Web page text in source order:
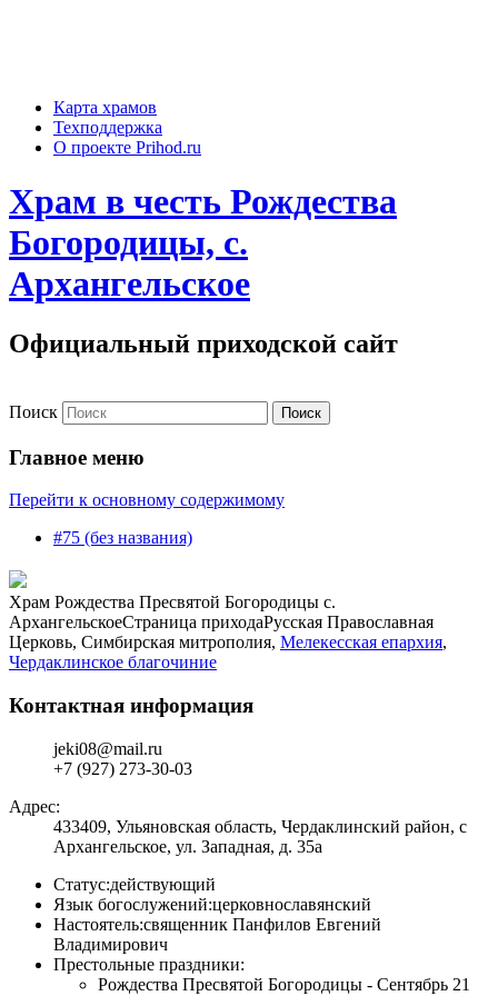
Карта храмов
Техподдержка
О проекте Prihod.ru
Храм в честь Рождества
Богородицы, с.
Архангельское
Официальный приходской сайт
Поиск
Главное меню
Перейти к основному содержимому
#75 (без названия)
Храм Рождества Пресвятой Богородицы с.
АрхангельскоеСтраница приходаРусская Православная
Церковь, Симбирская митрополия, Мелекесская епархия,
Чердаклинское благочиние
Контактная информация
jeki08@mail.ru
+7 (927) 273-30-03
Адрес:
433409, Ульяновская область, Чердаклинский район, с
Архангельское, ул. Западная, д. 35а
Статус:действующий
Язык богослужений:церковнославянский
Настоятель:священник Панфилов Евгений
Владимирович
Престольные праздники:
Рождества Пресвятой Богородицы - Сентябрь 21